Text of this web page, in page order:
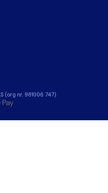
(org nr. 981006 747)